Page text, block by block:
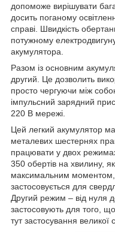
допоможе вирішувати
досить поганому
справі. Швидкість
потужному
акумулятора.
Разом із основним
другий. Це дозволить
просто чергуючи між
імпульсний зарядний
220 В мережі.
Цей легкий акумулятор
металевих шестернях
працювати у двох
350 обертів на хвилину,
максимальним моментом,
застосовується для
Другий режим – від нуля
застосовують для того,
тут застосування